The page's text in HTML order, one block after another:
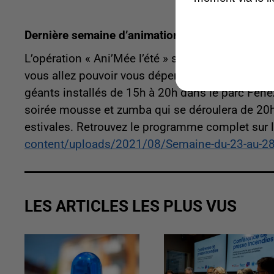
Dernière semaine d’animations au Mée-sur-
L’opération « Ani’Mée l’été » s’achèvera
vous allez pouvoir vous dépenser. Les plus
géants installés de 15h à 20h dans le parc
soirée mousse et zumba qui se déroulera de
estivales. Retrouvez le programme complet sur
content/uploads/2021/08/Semaine-du-23-au-
LES ARTICLES LES PLUS VUS